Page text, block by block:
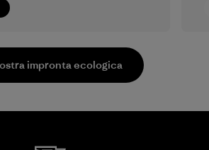
impronta ecologica